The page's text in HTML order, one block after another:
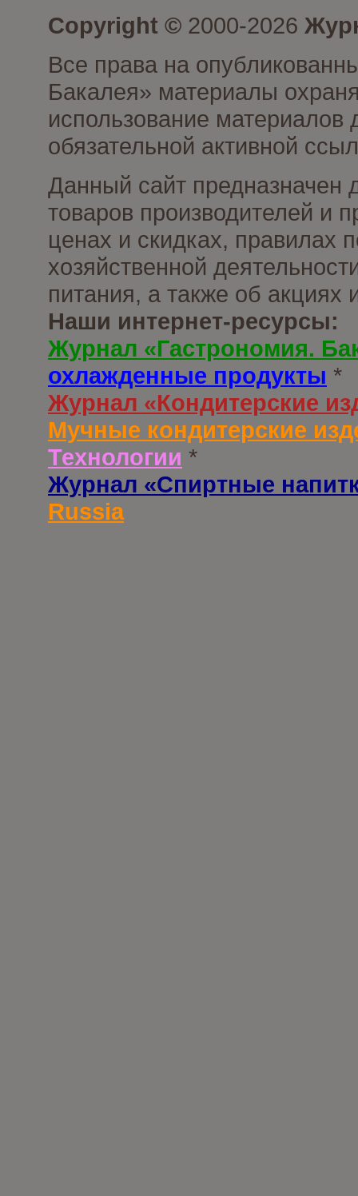
Copyright © 2000-2026
Все права на
Бакалея» материалы
использование материалов
обязательной активной
Данный сайт предназначен
товаров производителей и
ценах и скидках, правилах
хозяйственной
питания, а также об
Наши интернет-ресурсы:
Журнал «Гастрономия.
охлажденные продукты *
Журнал «Кондитерские
Мучные кондитерские
Технологии *
Журнал «Спиртные
Russia